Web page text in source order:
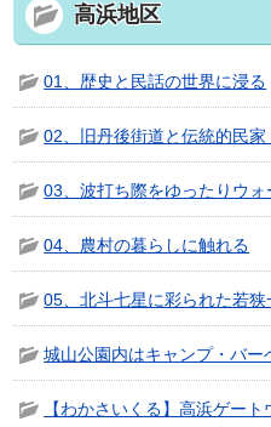
高浜地区
01、歴史と民話の世界に浸る
02、旧丹後街道と伝統的民家
03、波打ち際をゆったりウォ
04、農村の暮らしに触れる
05、北斗七星に彩られた若狭
城山公園内はキャンプ・バー
【わかさいくる】高浜ゲー